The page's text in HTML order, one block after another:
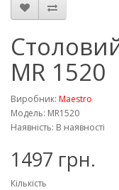
MR 1520
Виробник: Maestro
Модель: MR1520
Наявність: В наявності
1497 грн.
Кількість